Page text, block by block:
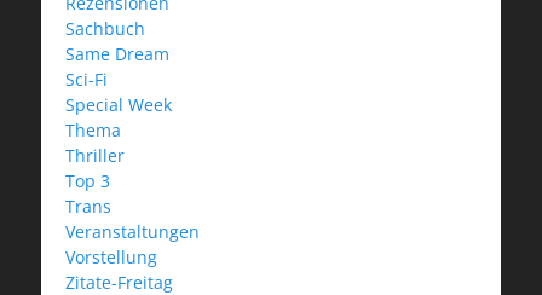
Sachbuch
Same Dream
Sci-Fi
Special Week
Thema
Thriller
Top 3
Trans
Veranstaltungen
Vorstellung
Zitate-Freitag